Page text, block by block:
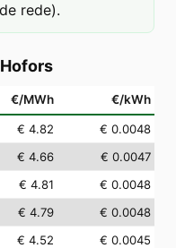
rede).
Hofors
€/MWh €/kWh
€ 4.82
€ 0.0048
€ 4.66
€ 0.0047
€ 4.81
€ 0.0048
€ 4.79
€ 0.0048
€ 4.52
€ 0.0045